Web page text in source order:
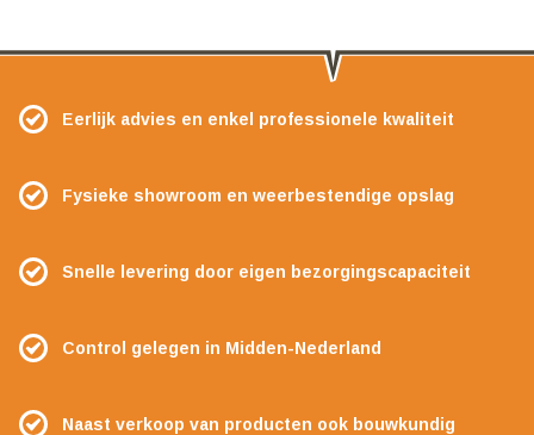
Eerlijk advies en enkel professionele kwaliteit
Fysieke showroom en weerbestendige opslag
Snelle levering door eigen bezorgingscapaciteit
Control gelegen in Midden-Nederland
Naast verkoop van producten ook bouwkundig